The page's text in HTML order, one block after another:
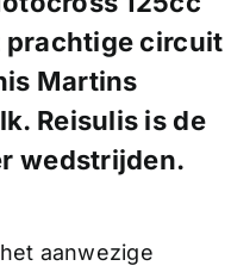
prachtige circuit
Martins
Reisulis is de
wedstrijden.
aanwezige